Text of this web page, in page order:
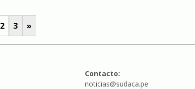
2 3 »
Contacto:
noticias@sudaca.pe